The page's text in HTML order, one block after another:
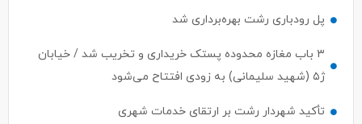
پل رودباری رشت بهره‌برداری شد
۳ باب مغازه محدوده پستک خریداری و تخریب شد / خیابان
ژ۵ (شهید سلیمانی) به زودی افتتاح می‌شود
تأکید شهردار رشت بر ارتقای خدمات شهری